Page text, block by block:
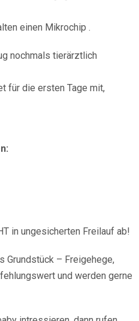
einen Mikrochip .
nochmals tierärztlich
für die ersten Tage mit,
in ungesicherten Freilauf ab!
Grundstück – Freigehege,
und werden gerne